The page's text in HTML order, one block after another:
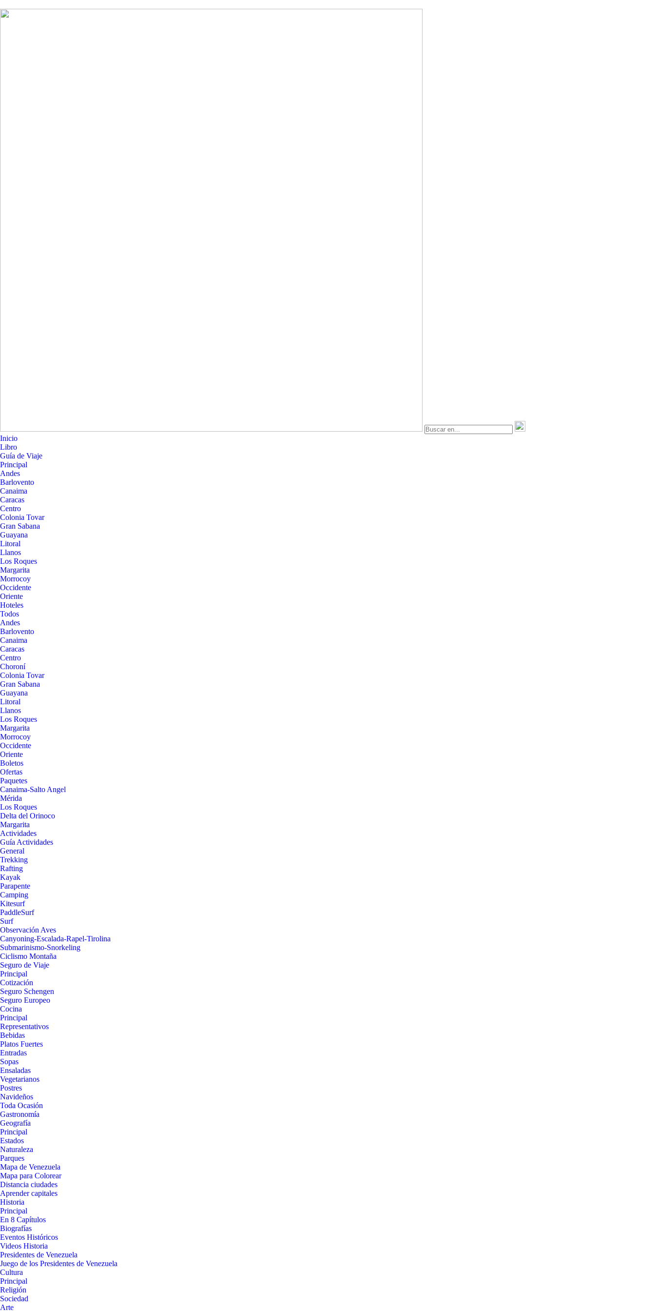
Inicio
Libro
Guía de Viaje
Principal
Andes
Barlovento
Canaima
Caracas
Centro
Colonia Tovar
Gran Sabana
Guayana
Litoral
Llanos
Los Roques
Margarita
Morrocoy
Occidente
Oriente
Hoteles
Todos
Andes
Barlovento
Canaima
Caracas
Centro
Choroní
Colonia Tovar
Gran Sabana
Guayana
Litoral
Llanos
Los Roques
Margarita
Morrocoy
Occidente
Oriente
Boletos
Ofertas
Paquetes
Canaima-Salto Angel
Mérida
Los Roques
Delta del Orinoco
Margarita
Actividades
Guía Actividades
General
Trekking
Rafting
Kayak
Parapente
Camping
Kitesurf
PaddleSurf
Surf
Observación Aves
Canyoning-Escalada-Rapel-Tirolina
Submarinismo-Snorkeling
Ciclismo Montaña
Seguro de Viaje
Principal
Cotización
Seguro Schengen
Seguro Europeo
Cocina
Principal
Representativos
Bebidas
Platos Fuertes
Entradas
Sopas
Ensaladas
Vegetarianos
Postres
Navideños
Toda Ocasión
Gastronomía
Geografía
Principal
Estados
Naturaleza
Parques
Mapa de Venezuela
Mapa para Colorear
Distancia ciudades
Aprender capitales
Historia
Principal
En 8 Capítulos
Biografías
Eventos Históricos
Videos Historia
Presidentes de Venezuela
Juego de los Presidentes de Venezuela
Cultura
Principal
Religión
Sociedad
Arte